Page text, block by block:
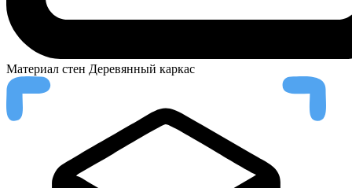
Материал стен Деревянный каркас